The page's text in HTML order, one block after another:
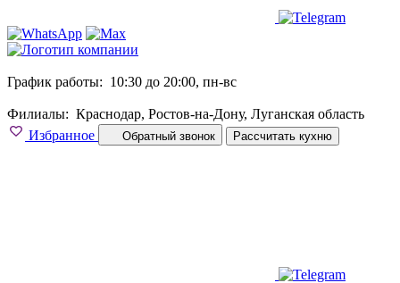
График работы: 10:30 до 20:00, пн-вс
Филиалы: Краснодар, Ростов-на-Дону, Луганская область
Избранное
Обратный звонок Рассчитать кухню